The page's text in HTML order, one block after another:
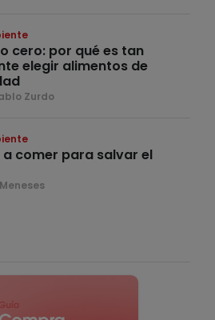
cero: por qué es tan
elegir alimentos de
Zurdo
a comer para salvar el